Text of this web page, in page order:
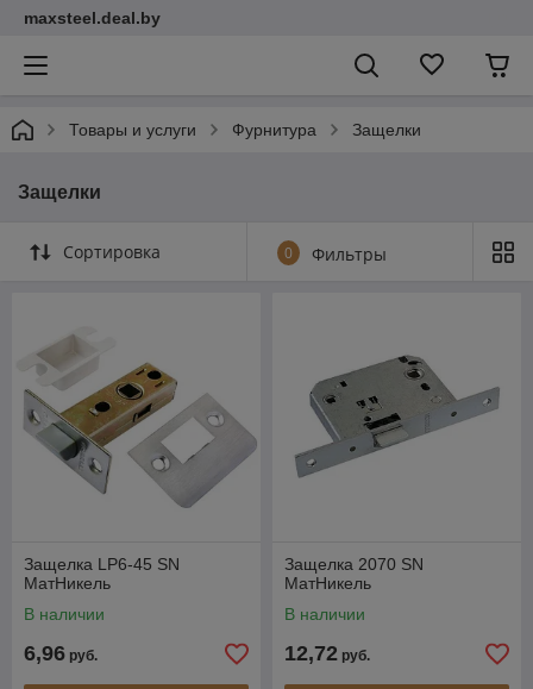
maxsteel.deal.by
Товары и услуги Фурнитура Защелки
Защелки
Сортировка 0 Фильтры
Защелка LP6-45 SN
МатНикель
В наличии
6,96 руб.
Защелка 2070 SN
МатНикель
В наличии
12,72 руб.